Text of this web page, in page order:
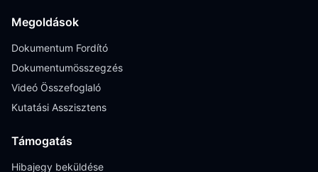
Megoldások
Dokumentum Fordító
Dokumentumösszegzés
Videó Összefoglaló
Kutatási Asszisztens
Támogatás
Hibajegy beküldése